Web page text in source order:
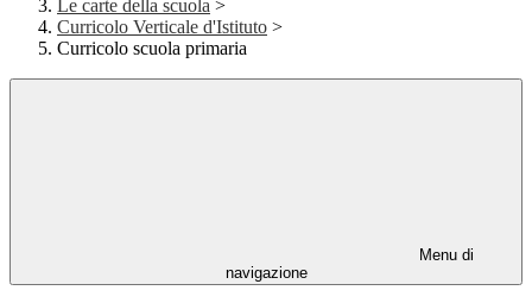
Le carte della scuola >
Curricolo Verticale d'Istituto >
Curricolo scuola primaria
Menu di
navigazione